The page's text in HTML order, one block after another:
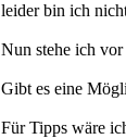
leider bin ich
Nun stehe ich
Gibt es eine
Für Tipps wäre